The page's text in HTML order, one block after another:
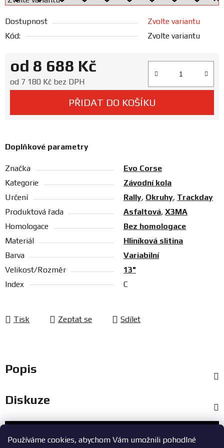
Používáme cookies, abychom Vám umožnili pohodlné
Prodejny
Dostupnost
Zvolte variantu
Kód:
Zvolte variantu
od 8 688 Kč
od 7 180 Kč bez DPH
PŘIDAT DO KOŠÍKU
Doplňkové parametry
Značka
Evo Corse
Kategorie
Závodní kola
Určení
Rally, Okruhy, Trackday
Produktová řada
Asfaltová, X3MA
Homologace
Bez homologace
Materiál
Hliníková slitina
Barva
Variabilní
Velikost/Rozměr
13"
Index
C
Tisk Zeptat se Sdílet
Popis
Diskuze
Zákaznický servis